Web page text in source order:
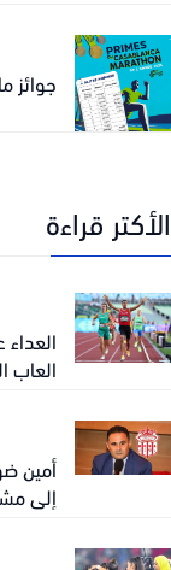
جوائز
قراءة
العاب
أمين ضور
إلى